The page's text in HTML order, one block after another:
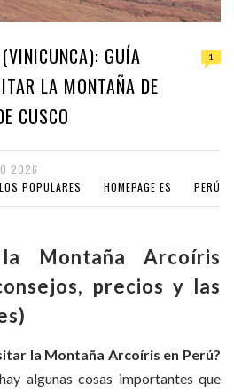
GUÍA
LA MONTAÑA DE
CUSCO
1
2026
POPULARES
HOMEPAGE ES PERÚ
Montaña Arcoíris
precios y las
la Montaña Arcoíris en Perú?
algunas cosas importantes que